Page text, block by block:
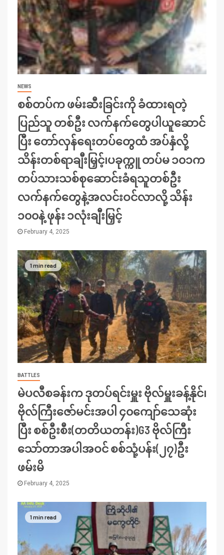
NEWS
စစ်တပ်က ဖမ်းဆီးခြင်းကို ခံထားရတဲ့
ပြည်သူ တစ်ဦး လက်နက်တွေပါယူဆောင်
ပြီး တော်လှန်ရေးတပ်တွေထံ အပ်နှံလို့
သိန်းတစ်ရာချီးမြှင့်၊ပခုက္ကူ တပ်မ ၁၀၁က
တပ်သားသစ်စုဆောင်းခံရသူတစ်ဦး
လက်နက်တွေနဲ့အလင်းဝင်လာလို့ သိန်း
၁၀၀နဲ့ ဖုန်း ၁လုံးချီးမြှင့်
February 4, 2025
1 min read
BATTLES
မဲပလီစခန်းက ဒုတပ်ရင်းမှူး ဗိုလ်မှူးခန့်နိုင်၊
ဗိုလ်ကြီးဇော်မင်းအပါ ၄၀ကျော်သေဆုံး
ပြီး စစ်ဦးစီး(တတိယတန်း)G3 ဗိုလ်ကြီး
သော်တာအပါအဝင် စစ်သုံ့ပန်း(၂၇)ဦး
ဖမ်းမိ
February 4, 2025
1 min read